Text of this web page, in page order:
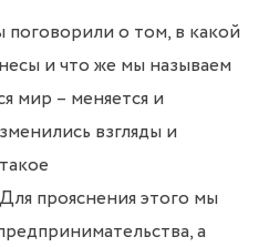
поговорили о том, в какой
и что же мы называем
мир – меняется и
взгляды и
прояснения этого мы
а